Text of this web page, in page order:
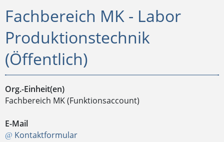
Fachbereich MK - Labor
Produktionstechnik
(Öffentlich)
Org.-Einheit(en)
Fachbereich MK (Funktionsaccount)
E-Mail
Kontaktformular